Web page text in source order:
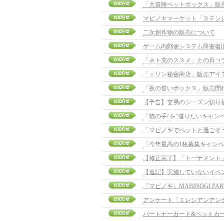
「大冒険ペットボックス」
マビノギマーケット「ステ
二次創作物の販売について
ゲーム内郵便システム障害復
「ネト充のススメ」との再
「エリン秘密商店」販売ア
「夜の誓いボックス」販売開
【予告】交易のシーズン切り
「猫の手“を”借りたいキャ
「マビノギでペットと過ご
「今年最高の1枚募集キャン
『マビノギ』MABINOGI
アンケート「ミレシアンアン
パートナーカード&ペットカ